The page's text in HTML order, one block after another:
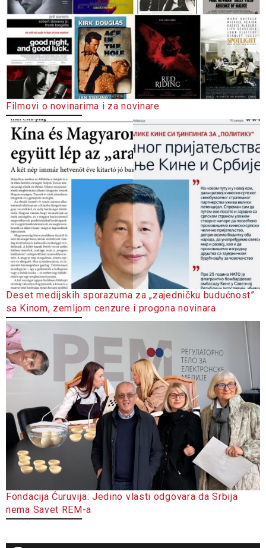
Filmovi o novinarima i za novinare
Deset medijskih sporazuma za „zajedničku budućnost”
sa Kinom, zemljom cenzure i progona novinara
Fondacija Ćuruvija: Jedino vlasti odgovara da Srbija
nema Savet REM-a